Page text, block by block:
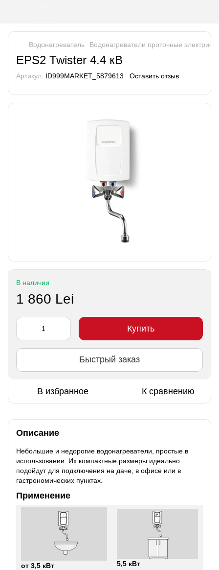
Водонагреватель Водонагреватели проточные
EPS2 Twister 4.4 кВ
Артикул: ID999MARKET_5879613 Оставить отзыв
В наличии
1 860 Lei
Купить
Быстрый заказ
В избранное К сравнению
Описание
Небольшие и недорогие водонагреватели, простые в
использовании. Их компактные размеры идеально
подойдут для подключения на даче, в офисе или в
гастрономических пунктах.
Применение
от 3,5 кВт 5,5 кВт